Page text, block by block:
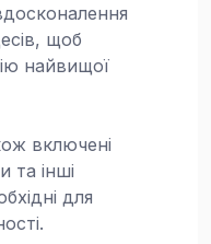
щоб
найвищої
включені
та інші
для